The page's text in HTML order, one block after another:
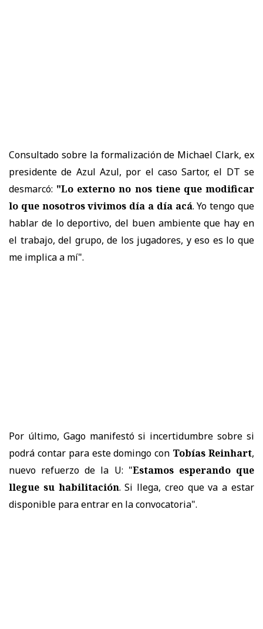
Consultado sobre la formalización de Michael Clark, ex
presidente de Azul Azul, por el caso Sartor, el DT se
desmarcó: "Lo externo no nos tiene que modificar
lo que nosotros vivimos día a día acá. Yo tengo que
hablar de lo deportivo, del buen ambiente que hay en
el trabajo, del grupo, de los jugadores, y eso es lo que
me implica a mí".
Por último, Gago manifestó si incertidumbre sobre si
podrá contar para este domingo con Tobías Reinhart,
nuevo refuerzo de la U: "Estamos esperando que
llegue su habilitación. Si llega, creo que va a estar
disponible para entrar en la convocatoria".